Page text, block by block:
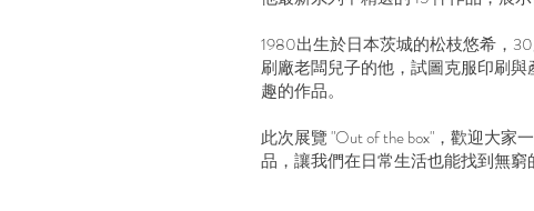
1980出生於日本茨城的松枝悠希，
刷廠老闆兒子的他，試圖克服印刷
趣的作品。
此次展覽 "Out of the box"，歡迎大
品，讓我們在日常生活也能找到無窮